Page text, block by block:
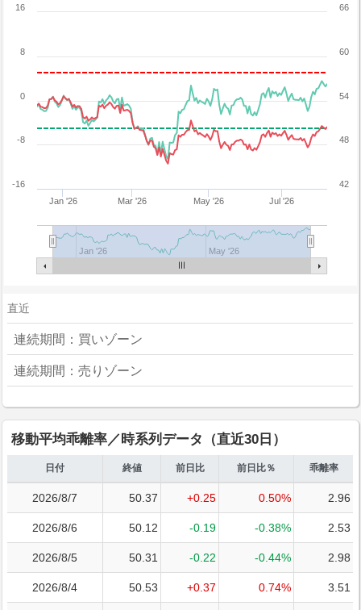
Jan '26 Mar '26 May '26 Jul '26
Jan '26 May '26
-16
-8
0
8
16
42
48
54
60
66
直近
連続期間：買いゾーン
連続期間：売りゾーン
移動平均乖離率／時系列データ（直近30日）
日付 終値 前日比 前日比％ 乖離率
2026/8/7 50.37 +0.25 0.50% 2.96
2026/8/6 50.12 -0.19 -0.38% 2.53
2026/8/5 50.31 -0.22 -0.44% 2.98
2026/8/4 50.53 +0.37 0.74% 3.51